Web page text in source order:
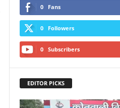
0 Fans
0 Followers
0 Subscribers
EDITOR PICKS